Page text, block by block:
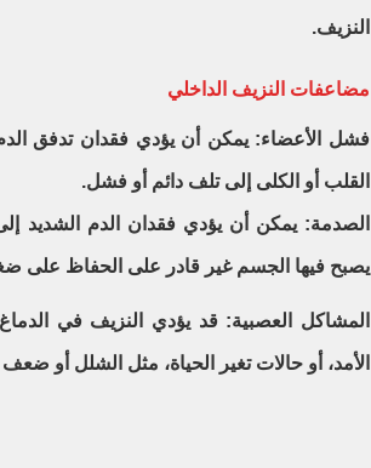
النزيف.
مضاعفات النزيف الداخلي
فشل الأعضاء: يمكن أن يؤدي فقدان تدفق الدم
القلب أو الكلى إلى تلف دائم أو فشل.
الصدمة: يمكن أن يؤدي فقدان الدم
يصبح فيها الجسم غير قادر على الحفاظ على
المشاكل العصبية: قد يؤدي النزيف في
الأمد، أو حالات تغير الحياة، مثل الشلل أو ضعف